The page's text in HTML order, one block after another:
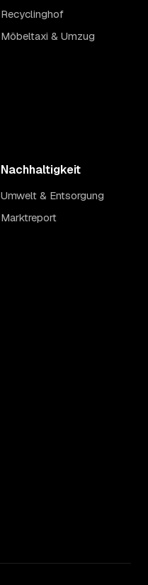
Recyclinghof
Möbeltaxi & Umzug
Nachhaltigkeit
Umwelt & Entsorgung
Marktreport